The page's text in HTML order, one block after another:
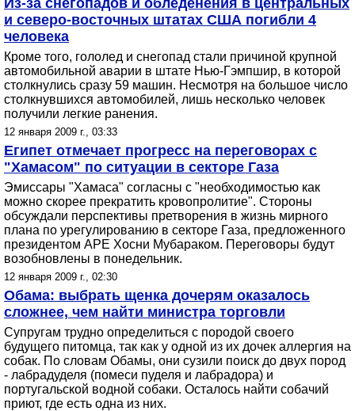
Из-за снегопадов и обледенения в центральных
и северо-восточных штатах США погибли 4
человека
Кроме того, гололед и снегопад стали причиной крупной
автомобильной аварии в штате Нью-Гэмпшир, в которой
столкнулись сразу 59 машин. Несмотря на большое число
столкнувшихся автомобилей, лишь несколько человек
получили легкие ранения.
12 января 2009 г., 03:33
Египет отмечает прогресс на переговорах с
"Хамасом" по ситуации в секторе Газа
Эмиссары "Хамаса" согласны с "необходимостью как
можно скорее прекратить кровопролитие". Стороны
обсуждали перспективы претворения в жизнь мирного
плана по урегулированию в секторе Газа, предложенного
президентом АРЕ Хосни Мубараком. Переговоры будут
возобновлены в понедельник.
12 января 2009 г., 02:30
Обама: выбрать щенка дочерям оказалось
сложнее, чем найти министра торговли
Супругам трудно определиться с породой своего
будущего питомца, так как у одной из их дочек аллергия на
собак. По словам Обамы, они сузили поиск до двух пород
- лабрадуделя (помеси пуделя и лабрадора) и
португальской водной собаки. Осталось найти собачий
приют, где есть одна из них.